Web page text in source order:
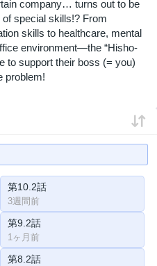
company… turns out to be
special skills!? From
skills to healthcare, mental
environment—the “Hisho-
to support their boss (= you)
problem!
第10.2話
3週間前
第9.2話
1ヶ月前
第8.2話